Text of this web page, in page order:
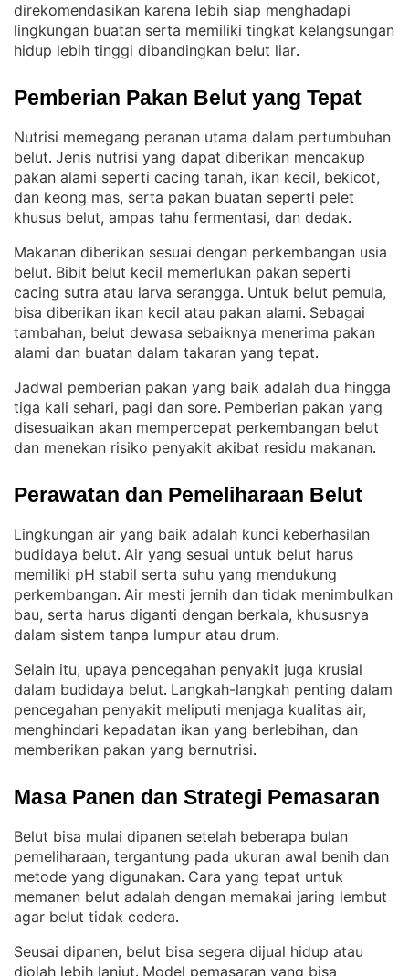
direkomendasikan karena lebih siap menghadapi
lingkungan buatan serta memiliki tingkat kelangsungan
hidup lebih tinggi dibandingkan belut liar.
Pemberian Pakan Belut yang Tepat
Nutrisi memegang peranan utama dalam pertumbuhan
belut. Jenis nutrisi yang dapat diberikan mencakup
pakan alami seperti cacing tanah, ikan kecil, bekicot,
dan keong mas, serta pakan buatan seperti pelet
khusus belut, ampas tahu fermentasi, dan dedak.
Makanan diberikan sesuai dengan perkembangan usia
belut. Bibit belut kecil memerlukan pakan seperti
cacing sutra atau larva serangga. Untuk belut pemula,
bisa diberikan ikan kecil atau pakan alami. Sebagai
tambahan, belut dewasa sebaiknya menerima pakan
alami dan buatan dalam takaran yang tepat.
Jadwal pemberian pakan yang baik adalah dua hingga
tiga kali sehari, pagi dan sore. Pemberian pakan yang
disesuaikan akan mempercepat perkembangan belut
dan menekan risiko penyakit akibat residu makanan.
Perawatan dan Pemeliharaan Belut
Lingkungan air yang baik adalah kunci keberhasilan
budidaya belut. Air yang sesuai untuk belut harus
memiliki pH stabil serta suhu yang mendukung
perkembangan. Air mesti jernih dan tidak menimbulkan
bau, serta harus diganti dengan berkala, khususnya
dalam sistem tanpa lumpur atau drum.
Selain itu, upaya pencegahan penyakit juga krusial
dalam budidaya belut. Langkah-langkah penting dalam
pencegahan penyakit meliputi menjaga kualitas air,
menghindari kepadatan ikan yang berlebihan, dan
memberikan pakan yang bernutrisi.
Masa Panen dan Strategi Pemasaran
Belut bisa mulai dipanen setelah beberapa bulan
pemeliharaan, tergantung pada ukuran awal benih dan
metode yang digunakan. Cara yang tepat untuk
memanen belut adalah dengan memakai jaring lembut
agar belut tidak cedera.
Seusai dipanen, belut bisa segera dijual hidup atau
diolah lebih lanjut. Model pemasaran yang bisa